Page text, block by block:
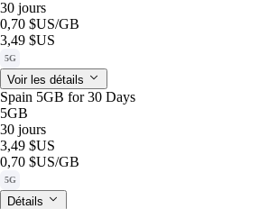
30 jours
0,70 $US/GB
3,49 $US
5G
Voir les détails
Spain 5GB for 30 Days
5GB
30 jours
3,49 $US
0,70 $US/GB
5G
Détails